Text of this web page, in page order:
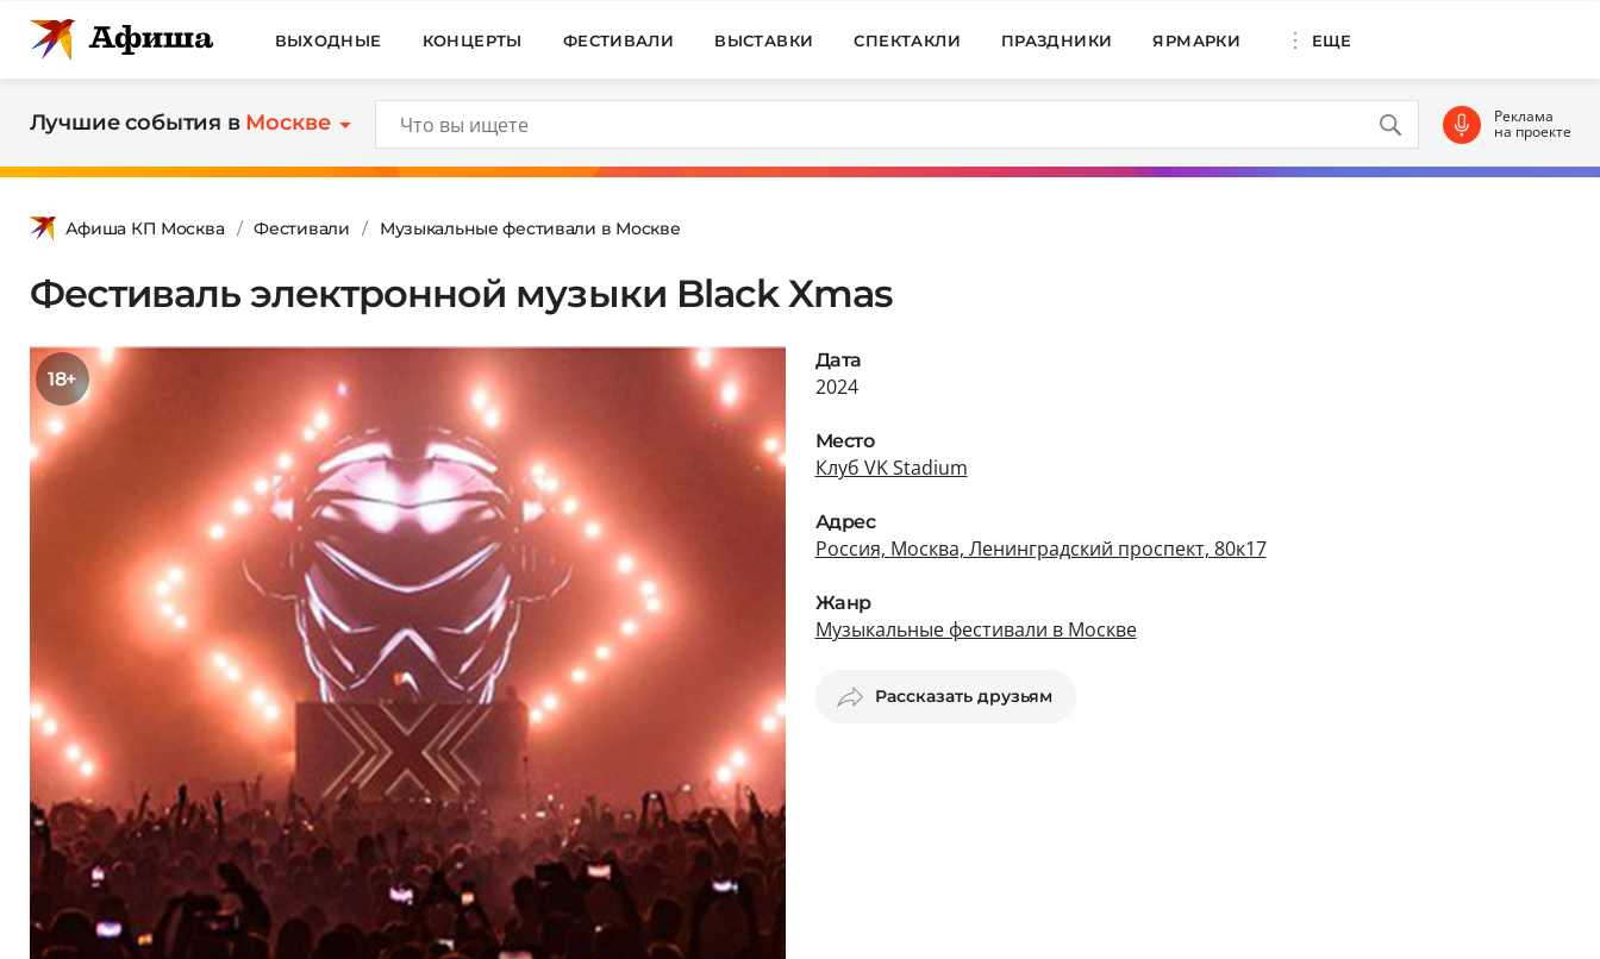
ВЫХОДНЫЕ КОНЦЕРТЫ ФЕСТИВАЛИ ВЫСТАВКИ СПЕКТАКЛИ ПРАЗДНИКИ ЯРМАРКИ ЕЩЕ
Лучшие события в Москве Реклама
на проекте
Афиша КП Москва Фестивали Музыкальные фестивали в Москве
Фестиваль электронной музыки Black Xmas
18+
Дата
2024
Место
Клуб VK Stadium
Адрес
Россия, Москва, Ленинградский проспект, 80к17
Жанр
Музыкальные фестивали в Москве
Рассказать друзьям